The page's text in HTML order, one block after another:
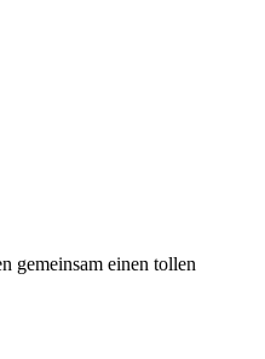
gemeinsam einen tollen